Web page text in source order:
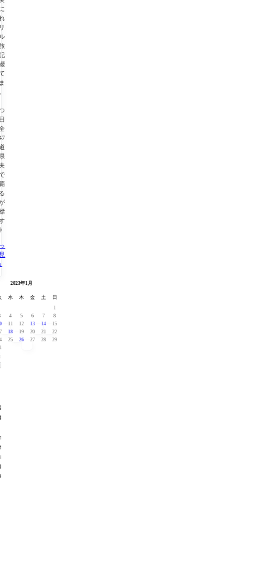
2023年1月
水 木 金 土
日
1
4 5 6 7
8
11 12 13 14
15
18 19 20 21
22
25 26 27 28
29
« 12月
»
泊
要
ト
テ
湘
藤
）